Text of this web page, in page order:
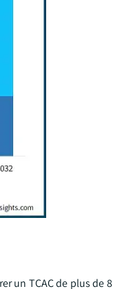
un TCAC de plus de 8